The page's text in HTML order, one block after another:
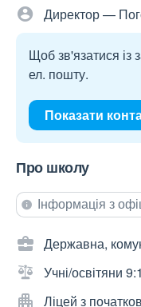
Директор —
Щоб зв'язатися із
ел. пошту.
Показати
Про школу
Інформація з
Державна,
Учні/освітяни 9:1
Ліцей з